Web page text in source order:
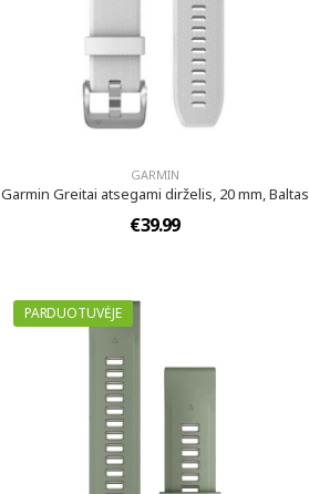
GARMIN
Garmin Greitai atsegami dirželis, 20 mm, Baltas
€39.99
PARDUOTUVĖJE